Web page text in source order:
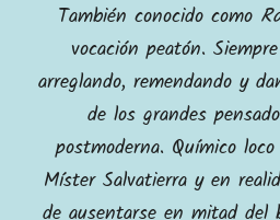
También conocido como
vocación peatón.
arreglando, remendando y
de los grandes
postmoderna. Químico
Míster Salvatierra y en